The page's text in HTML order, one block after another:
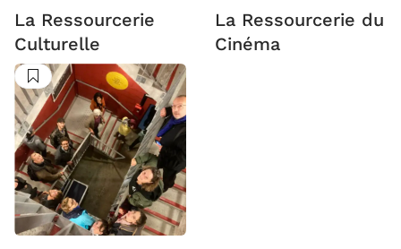
La Ressourcerie
Culturelle
La Ressourcerie du
Cinéma
Suivre